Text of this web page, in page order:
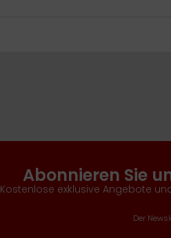
Abonnieren Sie
Kostenlose exklusive Angebote
Der